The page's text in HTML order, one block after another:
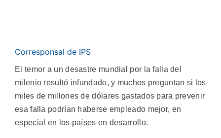
Corresponsal de IPS
El temor a un desastre mundial por la falla del
milenio resultó infundado, y muchos preguntan si los
miles de millones de dólares gastados para prevenir
esa falla podrían haberse empleado mejor, en
especial en los países en desarrollo.